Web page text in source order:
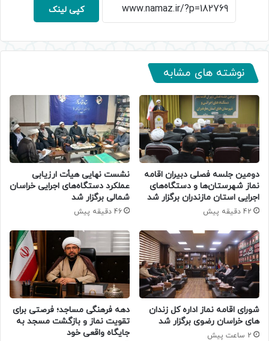
کپی لینک
نوشته های مشابه
دومین جلسه فصلی دبیران اقامه
نماز شهرستان‌ها و دستگاه‌های
اجرایی استان مازندران برگزار شد
42 دقیقه پیش
نشست نهایی هیأت ارزیابی
عملکرد دستگاه‌های اجرایی خراسان
شمالی برگزار شد
46 دقیقه پیش
شورای اقامه نماز اداره کل زندان
های خراسان رضوی برگزار شد
2 ساعت پیش
دهه فرهنگی مساجد؛ فرصتی برای
تقویت نماز و بازگشت مسجد به
جایگاه واقعی خود